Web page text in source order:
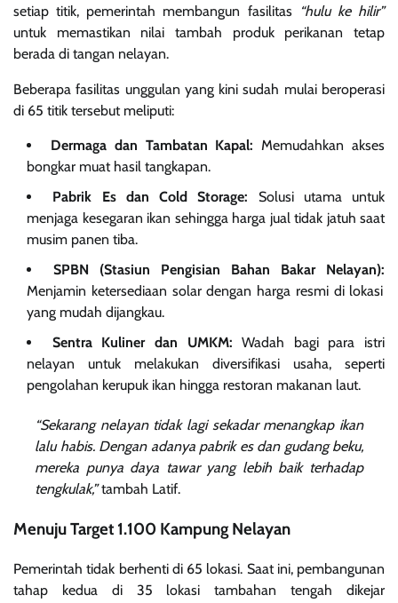
setiap titik, pemerintah membangun fasilitas “hulu ke hilir”
untuk memastikan nilai tambah produk perikanan tetap
berada di tangan nelayan.
Beberapa fasilitas unggulan yang kini sudah mulai beroperasi
di 65 titik tersebut meliputi:
Dermaga dan Tambatan Kapal: Memudahkan akses
bongkar muat hasil tangkapan.
Pabrik Es dan Cold Storage: Solusi utama untuk
menjaga kesegaran ikan sehingga harga jual tidak jatuh saat
musim panen tiba.
SPBN (Stasiun Pengisian Bahan Bakar Nelayan):
Menjamin ketersediaan solar dengan harga resmi di lokasi
yang mudah dijangkau.
Sentra Kuliner dan UMKM: Wadah bagi para istri
nelayan untuk melakukan diversifikasi usaha, seperti
pengolahan kerupuk ikan hingga restoran makanan laut.
“Sekarang nelayan tidak lagi sekadar menangkap ikan
lalu habis. Dengan adanya pabrik es dan gudang beku,
mereka punya daya tawar yang lebih baik terhadap
tengkulak,”tambah Latif.
Menuju Target 1.100 Kampung Nelayan
Pemerintah tidak berhenti di 65 lokasi. Saat ini, pembangunan
tahap kedua di 35 lokasi tambahan tengah dikejar